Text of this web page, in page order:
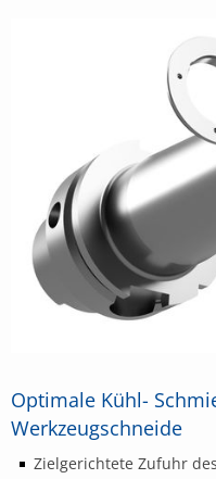
Optimale Kühl-
Werkzeugschneide
Zielgerichtete Zufuhr